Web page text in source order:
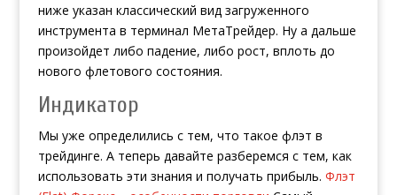
ниже указан классический вид загруженного
инструмента в терминал МетаТрейдер. Ну а дальше
произойдет либо падение, либо рост, вплоть до
нового флетового состояния.
Индикатор
Мы уже определились с тем, что такое флэт в
трейдинге. А теперь давайте разберемся с тем, как
использовать эти знания и получать прибыль. Флэт